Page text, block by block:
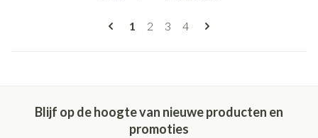
Pagina's
U lees momenteel pagina
1 Pagina
2 Pagina
3 Pagina
4
Blijf op de hoogte van nieuwe producten en
promoties